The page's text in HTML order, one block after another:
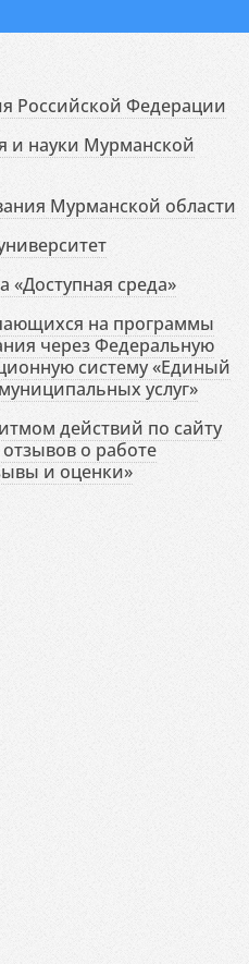
Российской Федерации
и науки Мурманской
Мурманской области
«Доступная среда»
на программы
через Федеральную
систему «Единый
услуг»
действий по сайту
о работе
и оценки»